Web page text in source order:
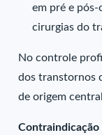
em pré e
cirurgias do
No controle
dos transtornos
de origem
Contraindicação